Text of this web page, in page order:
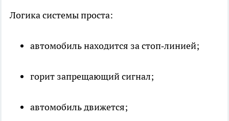
Логика системы проста:
автомобиль находится за стоп‑линией;
горит запрещающий сигнал;
автомобиль движется;